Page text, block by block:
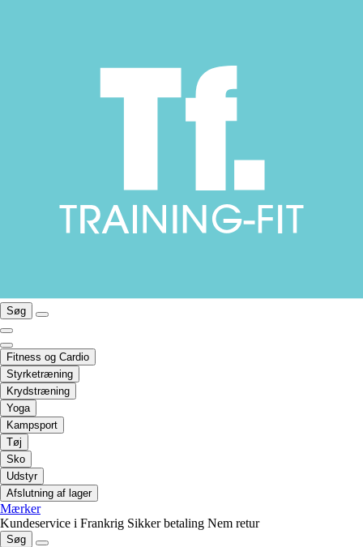
Søg
Fitness og Cardio
Styrketræning
Krydstræning
Yoga
Kampsport
Tøj
Sko
Udstyr
Afslutning af lager
Mærker
Kundeservice i Frankrig Sikker betaling Nem retur
Søg